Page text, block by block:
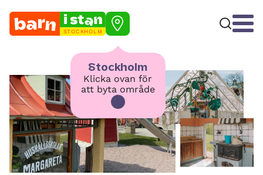
STOCKHOLM
Stockholm
Klicka ovan för
att byta område